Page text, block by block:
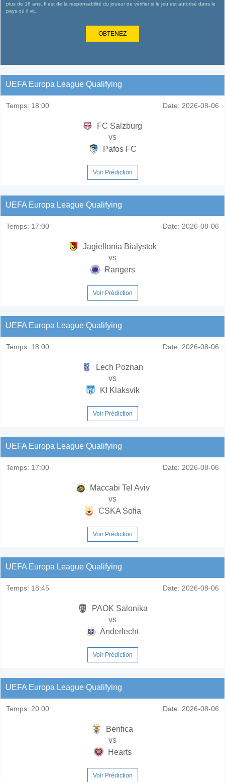
plus de 18 ans. Il est de la responsabilité du joueur de vérifier si le jeu est autorisé dans le
pays où il vit.
OBTENEZ
UEFA Europa League Qualifying
Temps: 18:00 Date: 2026-08-06
FC Salzburg
vs
Pafos FC
Voir Prédiction
UEFA Europa League Qualifying
Temps: 17:00 Date: 2026-08-06
Jagiellonia Bialystok
vs
Rangers
Voir Prédiction
UEFA Europa League Qualifying
Temps: 18:00 Date: 2026-08-06
Lech Poznan
vs
KI Klaksvik
Voir Prédiction
UEFA Europa League Qualifying
Temps: 17:00 Date: 2026-08-06
Maccabi Tel Aviv
vs
CSKA Sofia
Voir Prédiction
UEFA Europa League Qualifying
Temps: 18:45 Date: 2026-08-06
PAOK Salonika
vs
Anderlecht
Voir Prédiction
UEFA Europa League Qualifying
Temps: 20:00 Date: 2026-08-06
Benfica
vs
Hearts
Voir Prédiction